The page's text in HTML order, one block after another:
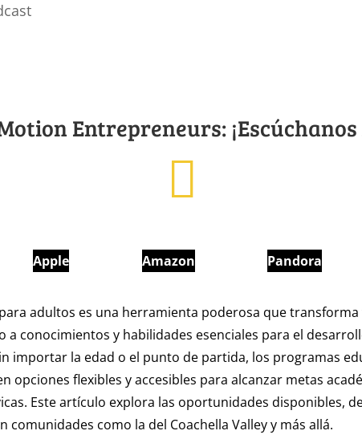
Entrepreneurs:
Apple Amazon Pandora
adultos es una herramienta poderosa que transforma
a conocimientos y habilidades esenciales para el
importar la edad o el punto de partida, los programas
opciones flexibles y accesibles para alcanzar metas
Este artículo explora las oportunidades disponibles,
comunidades como la del Coachella Valley y más allá.